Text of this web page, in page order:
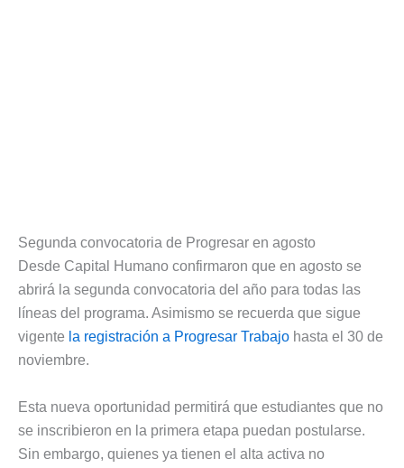
Segunda convocatoria de Progresar en agosto
Desde Capital Humano confirmaron que en agosto se
abrirá la segunda convocatoria del año para todas las
líneas del programa. Asimismo se recuerda que sigue
vigente la registración a Progresar Trabajo hasta el 30 de
noviembre.
Esta nueva oportunidad permitirá que estudiantes que no
se inscribieron en la primera etapa puedan postularse.
Sin embargo, quienes ya tienen el alta activa no